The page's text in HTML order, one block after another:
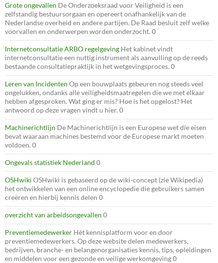
Grote ongevallen De Onderzoeksraad voor Veiligheid is een
zelfstandig bestuursorgaan en opereert onafhankelijk van de
Nederlandse overheid en andere partijen. De Raad besluit zelf welke
voorvallen en onderwerpen worden onderzocht. 0
Internetconsultatie ARBO regelgeving Het kabinet vindt
internetconsultatie een nuttig instrument als aanvulling op de reeds
bestaande consultatiepraktijk in het wetgevingsproces. 0
Leren van Incidenten Op een bouwplaats gebeuren nog steeds veel
ongelukken, ondanks alle veiligheidsmaatregelen die we met elkaar
hebben afgesproken. Wat ging er mis? Hoe is het opgelost? Het
antwoord op deze vragen vindt u hier. 0
Machinerichtlijn De Machinerichtlijn is een Europese wet die eisen
bevat waaraan machines bestemd voor de Europese markt moeten
voldoen. 0
Ongevals statistiek Nederland 0
OSHwiki OSHwiki is gebaseerd op de wiki-concept (zie Wikipedia)
het ontwikkelen van een online encyclopedie die gebruikers samen
creëren en hierbij kennis delen 0
overzicht van arbeidsongevallen 0
Preventiemedewerker Hét kennisplatform voor en door
preventiemedewerkers. Op deze website delen medewerkers,
bedrijven, branche- en belangenorganisaties kennis, tips, opleidingen
en middelen voor een gezonde en veilige werkomgeving 0